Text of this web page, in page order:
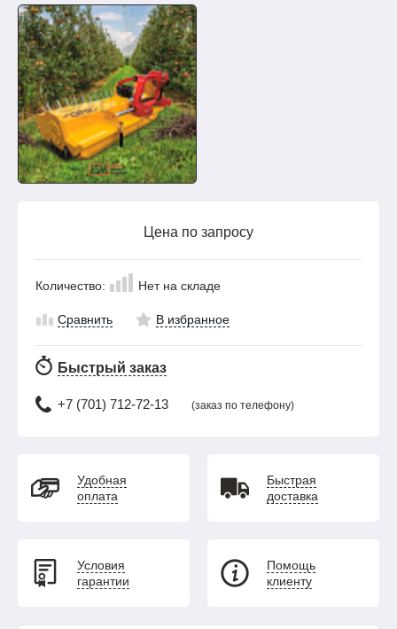
Цена по запросу
Количество: Нет на складе
Сравнить В избранное
Быстрый заказ
+7 (701) 712-72-13 (заказ по телефону)
Удобная
оплата
Быстрая
доставка
Условия
гарантии
Помощь
клиенту